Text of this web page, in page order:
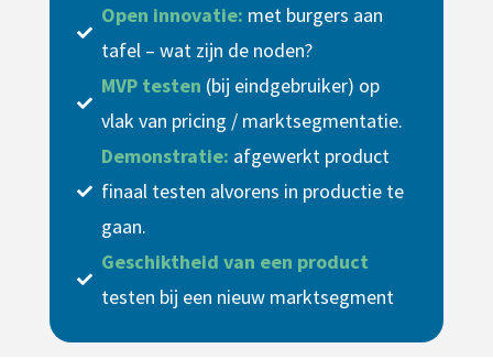
Open innovatie: met burgers aan
tafel – wat zijn de noden?
MVP testen (bij eindgebruiker) op
vlak van pricing / marktsegmentatie.
Demonstratie: afgewerkt product
finaal testen alvorens in productie te
gaan.
Geschiktheid van een product
testen bij een nieuw marktsegment